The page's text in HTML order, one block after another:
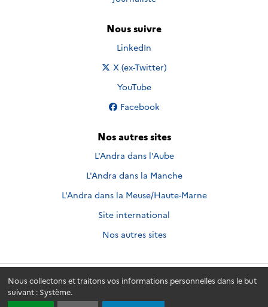
Nous collectons et traitons vos informations personnelles dans le but
suivant : Système.
Nous suivre
Nous suivre sur
LinkedIn
Nous suivre sur
X (ex-Twitter)
Nous suivre sur
YouTube
Nous suivre sur
Facebook
Nos autres sites
L'Andra dans l'Aube
L'Andra dans la Manche
L'Andra dans la Meuse/Haute-Marne
Site international
Nos autres sites
Andra.fr © 2026 - Andra. Tous droits réservés.